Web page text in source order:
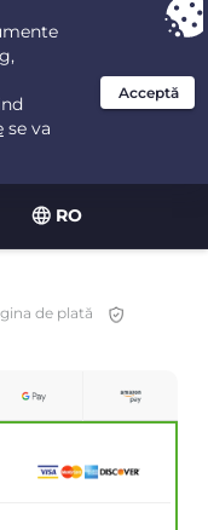
RO
la $
de plată